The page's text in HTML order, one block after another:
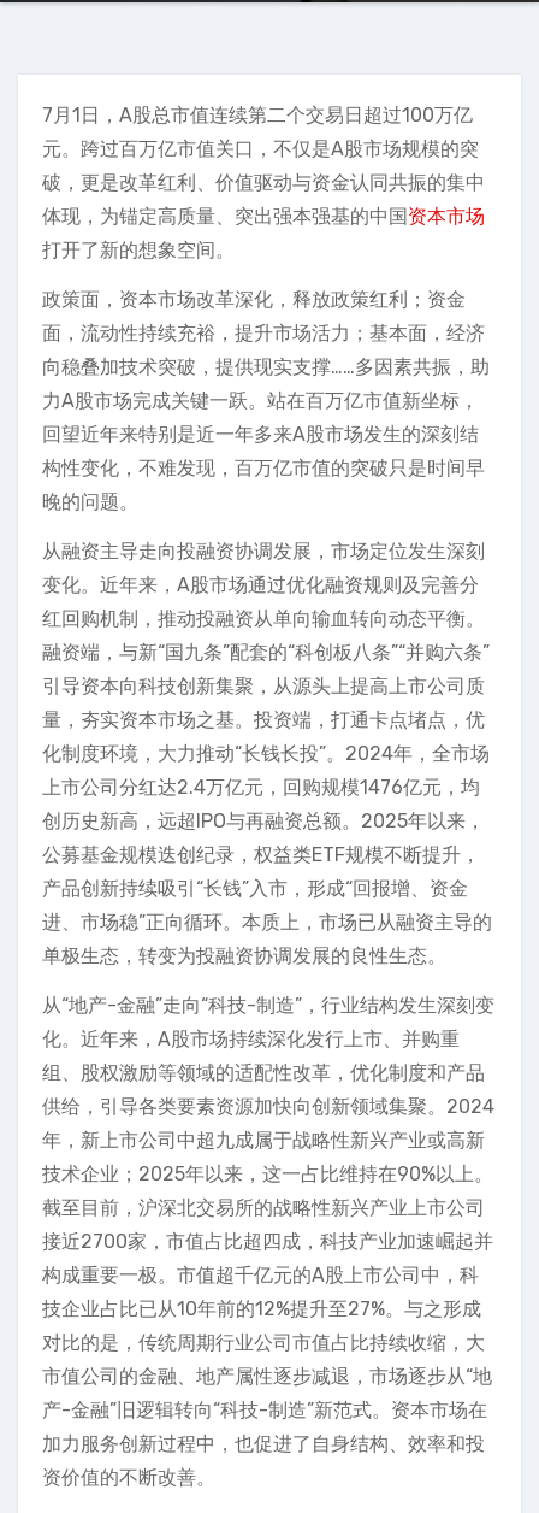
7月1日，A股总市值连续第二个交易日超过100万亿
元。跨过百万亿市值关口，不仅是A股市场规模的突
破，更是改革红利、价值驱动与资金认同共振的集中
体现，为锚定高质量、突出强本强基的中国资本市场
打开了新的想象空间。
政策面，资本市场改革深化，释放政策红利；资金
面，流动性持续充裕，提升市场活力；基本面，经济
向稳叠加技术突破，提供现实支撑……多因素共振，助
力A股市场完成关键一跃。站在百万亿市值新坐标，
回望近年来特别是近一年多来A股市场发生的深刻结
构性变化，不难发现，百万亿市值的突破只是时间早
晚的问题。
从融资主导走向投融资协调发展，市场定位发生深刻
变化。近年来，A股市场通过优化融资规则及完善分
红回购机制，推动投融资从单向输血转向动态平衡。
融资端，与新“国九条”配套的“科创板八条”“并购六条”
引导资本向科技创新集聚，从源头上提高上市公司质
量，夯实资本市场之基。投资端，打通卡点堵点，优
化制度环境，大力推动“长钱长投”。2024年，全市场
上市公司分红达2.4万亿元，回购规模1476亿元，均
创历史新高，远超IPO与再融资总额。2025年以来，
公募基金规模迭创纪录，权益类ETF规模不断提升，
产品创新持续吸引“长钱”入市，形成“回报增、资金
进、市场稳”正向循环。本质上，市场已从融资主导的
单极生态，转变为投融资协调发展的良性生态。
从“地产-金融”走向“科技-制造”，行业结构发生深刻变
化。近年来，A股市场持续深化发行上市、并购重
组、股权激励等领域的适配性改革，优化制度和产品
供给，引导各类要素资源加快向创新领域集聚。2024
年，新上市公司中超九成属于战略性新兴产业或高新
技术企业；2025年以来，这一占比维持在90%以上。
截至目前，沪深北交易所的战略性新兴产业上市公司
接近2700家，市值占比超四成，科技产业加速崛起并
构成重要一极。市值超千亿元的A股上市公司中，科
技企业占比已从10年前的12%提升至27%。与之形成
对比的是，传统周期行业公司市值占比持续收缩，大
市值公司的金融、地产属性逐步减退，市场逐步从“地
产-金融”旧逻辑转向“科技-制造”新范式。资本市场在
加力服务创新过程中，也促进了自身结构、效率和投
资价值的不断改善。